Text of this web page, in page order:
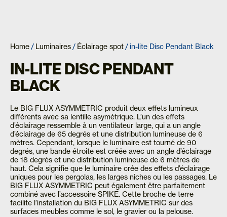
Home/ Luminaires/ Éclairage spot/ in-lite Disc Pendant Black
IN-LITE DISC PENDANT
BLACK
Le BIG FLUX ASYMMETRIC produit deux effets lumineux
différents avec sa lentille asymétrique. L’un des effets
d’éclairage ressemble à un ventilateur large, qui a un angle
d’éclairage de 65 degrés et une distribution lumineuse de 6
mètres. Cependant, lorsque le luminaire est tourné de 90
degrés, une bande étroite est créée avec un angle d’éclairage
de 18 degrés et une distribution lumineuse de 6 mètres de
haut. Cela signifie que le luminaire crée des effets d’éclairage
uniques pour les pergolas, les larges niches ou les passages. Le
BIG FLUX ASYMMETRIC peut également être parfaitement
combiné avec l’accessoire SPIKE. Cette broche de terre
facilite l’installation du BIG FLUX ASYMMETRIC sur des
surfaces meubles comme le sol, le gravier ou la pelouse.